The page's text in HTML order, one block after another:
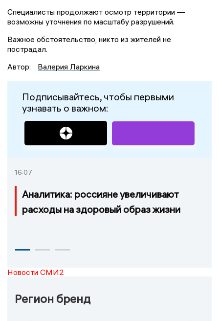
Специалисты продолжают осмотр территории —
возможны уточнения по масштабу разрушений.
Важное обстоятельство, никто из жителей не
пострадал.
Автор:
Валерия Ларкина
Подписывайтесь, чтобы первыми
узнавать о важном:
16:07
Аналитика: россияне увеличивают
расходы на здоровый образ жизни
Новости СМИ2
Регион бренд